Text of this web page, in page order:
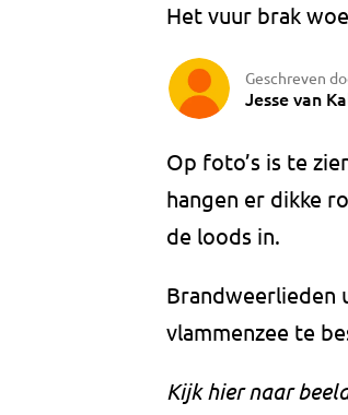
Het vuur brak
Geschreven
Jesse van
Op foto’s is te
hangen er dikke
de loods in.
Brandweerlieden
vlammenzee te
Kijk hier naar